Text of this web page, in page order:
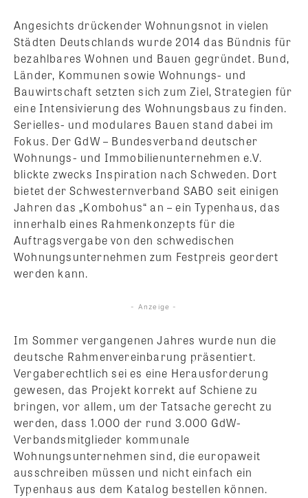
Angesichts drückender Wohnungsnot in vielen
Städten Deutschlands wurde 2014 das Bündnis für
bezahlbares Wohnen und Bauen gegründet. Bund,
Länder, Kommunen sowie Wohnungs- und
Bauwirtschaft setzten sich zum Ziel, Strategien für
eine Intensivierung des Wohnungsbaus zu finden.
Serielles- und modulares Bauen stand dabei im
Fokus. Der GdW – Bundesverband deutscher
Wohnungs- und Immobilienunternehmen e.V.
blickte zwecks Inspiration nach Schweden. Dort
bietet der Schwesternverband SABO seit einigen
Jahren das „Kombohus“ an – ein Typenhaus, das
innerhalb eines Rahmenkonzepts für die
Auftragsvergabe von den schwedischen
Wohnungsunternehmen zum Festpreis geordert
werden kann.
- Anzeige -
Im Sommer vergangenen Jahres wurde nun die
deutsche Rahmenvereinbarung präsentiert.
Vergaberechtlich sei es eine Herausforderung
gewesen, das Projekt korrekt auf Schiene zu
bringen, vor allem, um der Tatsache gerecht zu
werden, dass 1.000 der rund 3.000 GdW-
Verbandsmitglieder kommunale
Wohnungsunternehmen sind, die europaweit
ausschreiben müssen und nicht einfach ein
Typenhaus aus dem Katalog bestellen können.